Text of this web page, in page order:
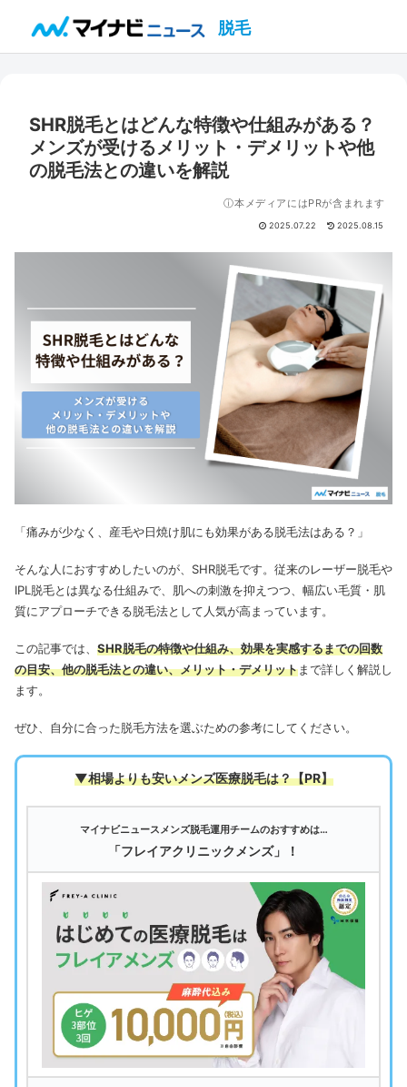
脱毛
SHR脱毛とはどんな特徴や仕組みがある？
メンズが受けるメリット・デメリットや他
の脱毛法との違いを解説
ⓘ本メディアにはPRが含まれます
2025.07.22 2025.08.15
「痛みが少なく、産毛や日焼け肌にも効果がある脱毛法はある？」
そんな人におすすめしたいのが、SHR脱毛です。従来のレーザー脱毛や
IPL脱毛とは異なる仕組みで、肌への刺激を抑えつつ、幅広い毛質・肌
質にアプローチできる脱毛法として人気が高まっています。
この記事では、 SHR脱毛の特徴や仕組み、効果を実感するまでの回数
の目安、他の脱毛法との違い、メリット・デメリットまで詳しく解説し
ます。
ぜひ、自分に合った脱毛方法を選ぶための参考にしてください。
▼相場よりも安いメンズ医療脱毛は？【PR】
マイナビニュースメンズ脱毛運用チームのおすすめは…
「フレイアクリニックメンズ」！